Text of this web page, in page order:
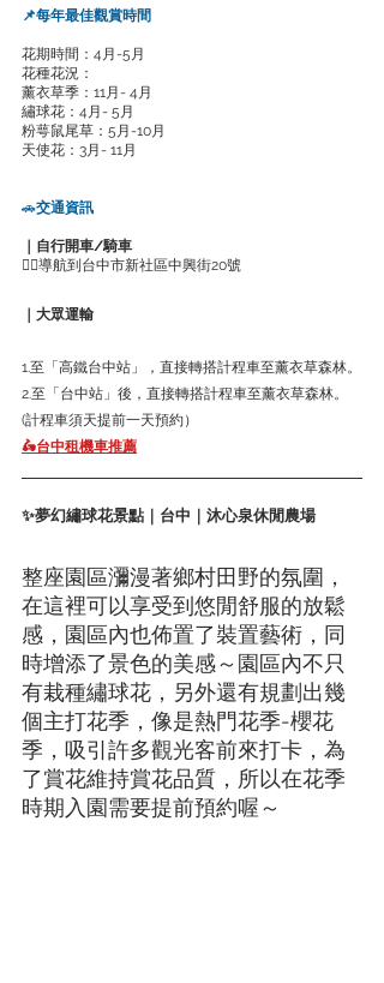
📌每年最佳觀賞時間
花期時間：4月-5月
花種花況：
薰衣草季：11月- 4月
繡球花：4月- 5月
粉萼鼠尾草：5月-10月
天使花：3月- 11月
🚗交通資訊
｜自行開車/騎車
👉🏻導航到台中市新社區中興街20號
｜大眾運輸
1.至「高鐵台中站」，直接轉搭計程車至薰衣草森林。
2.至「台中站」後，直接轉搭計程車至薰衣草森林。
(計程車須天提前一天預約）
🛵台中租機車推薦
✨夢幻繡球花景點｜台中｜沐心泉休閒農場
整座園區瀰漫著鄉村田野的氛圍，
在這裡可以享受到悠閒舒服的放鬆
感，園區內也佈置了裝置藝術，同
時增添了景色的美感～園區內不只
有栽種繡球花，另外還有規劃出幾
個主打花季，像是熱門花季-櫻花
季，吸引許多觀光客前來打卡，為
了賞花維持賞花品質，所以在花季
時期入園需要提前預約喔～